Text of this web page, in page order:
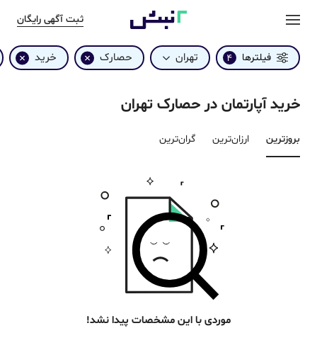
ثبت آگهی رایگان
فیلترها 4 تهران حصارک خرید
خرید آپارتمان در حصارک تهران
بروزترین‌ ارزان‌ترین گران‌ترین
موردی با این مشخصات پیدا نشد!